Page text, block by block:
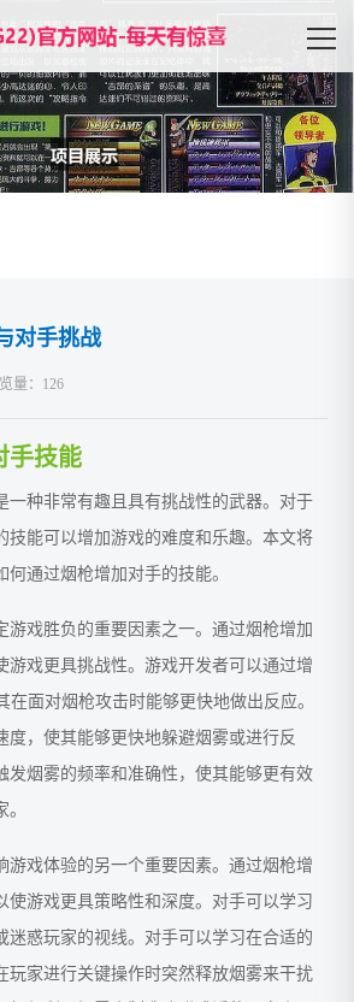
对手挑战
量：126
手技能
一种非常有趣且具有挑战性的武器。对于
技能可以增加游戏的难度和乐趣。本文将
何通过烟枪增加对手的技能。
游戏胜负的重要因素之一。通过烟枪增加
游戏更具挑战性。游戏开发者可以通过增
在面对烟枪攻击时能够更快地做出反应。
度，使其能够更快地躲避烟雾或进行反
发烟雾的频率和准确性，使其能够更有效
游戏体验的另一个重要因素。通过烟枪增
使游戏更具策略性和深度。对手可以学习
迷惑玩家的视线。对手可以学习在合适的
玩家进行关键操作时突然释放烟雾来干扰